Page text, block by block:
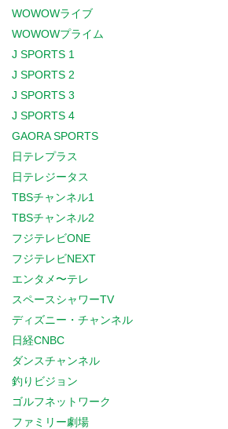
WOWOWライブ
WOWOWプライム
J SPORTS 1
J SPORTS 2
J SPORTS 3
J SPORTS 4
GAORA SPORTS
日テレプラス
日テレジータス
TBSチャンネル1
TBSチャンネル2
フジテレビONE
フジテレビNEXT
エンタメ〜テレ
スペースシャワーTV
ディズニー・チャンネル
日経CNBC
ダンスチャンネル
釣りビジョン
ゴルフネットワーク
ファミリー劇場